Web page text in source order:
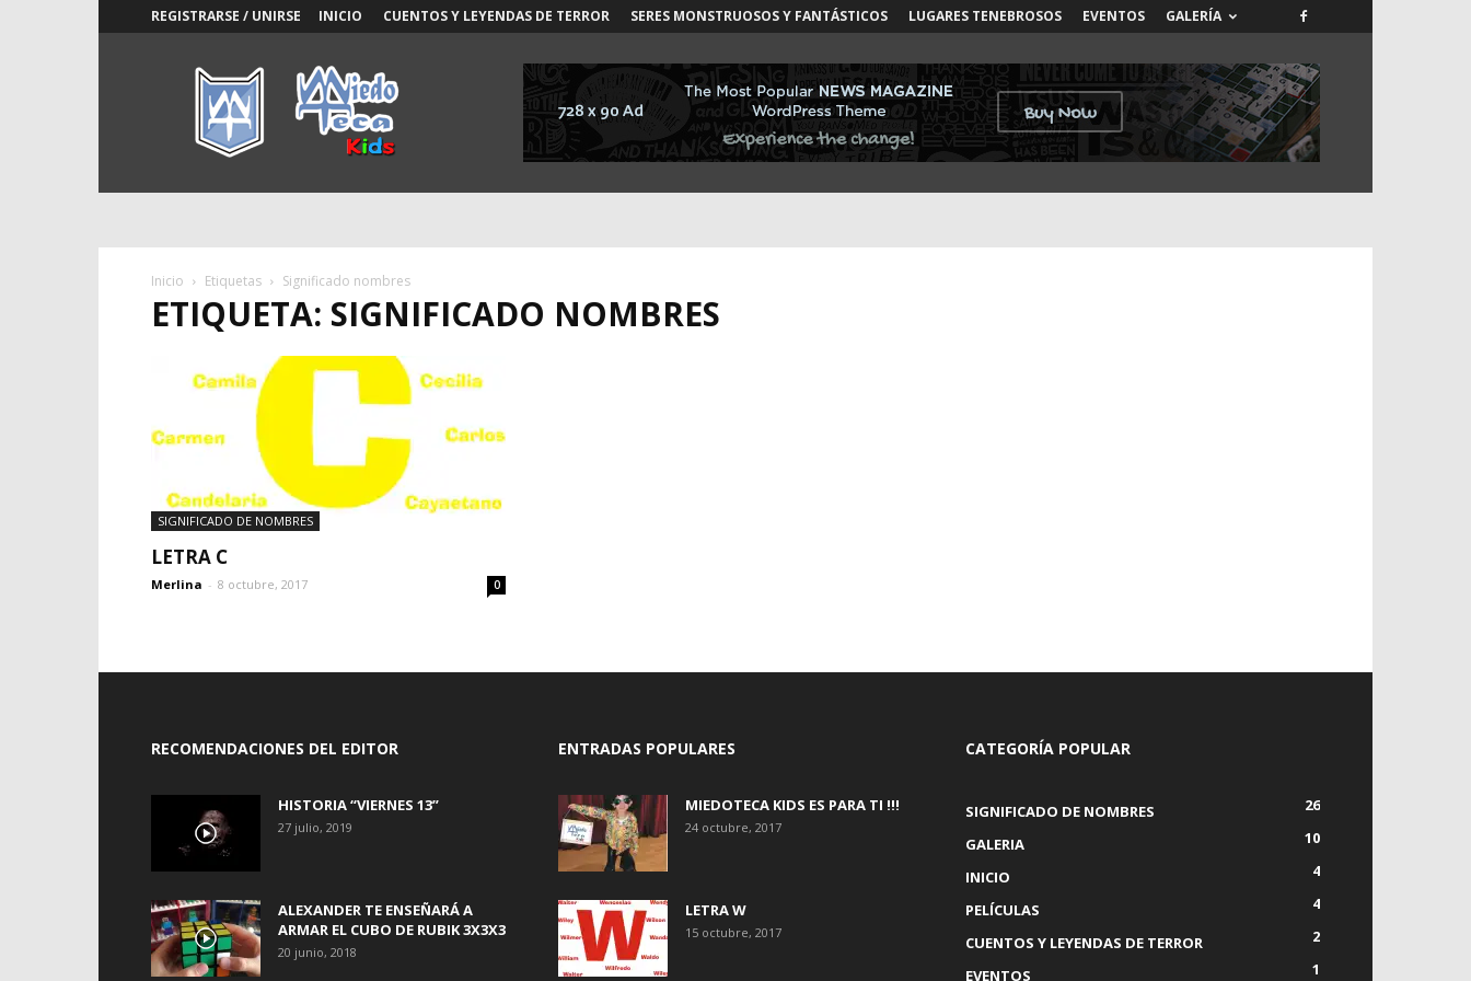
REGISTRARSE / UNIRSE INICIO CUENTOS Y LEYENDAS DE TERROR SERES MONSTRUOSOS Y FANTÁSTICOS LUGARES TENEBROSOS EVENTOS GALERÍA
Miedoteca
Inicio Etiquetas Significado nombres
ETIQUETA: SIGNIFICADO NOMBRES
SIGNIFICADO DE NOMBRES
LETRA C
Merlina - 8 octubre, 2017 0
RECOMENDACIONES DEL EDITOR
HISTORIA “VIERNES 13”
27 julio, 2019
ALEXANDER TE ENSEÑARÁ A
ARMAR EL CUBO DE RUBIK 3X3X3
20 junio, 2018
ENTRADAS POPULARES
MIEDOTECA KIDS ES PARA TI !!!
24 octubre, 2017
LETRA W
15 octubre, 2017
CATEGORÍA POPULAR
SIGNIFICADO DE NOMBRES
26
GALERIA
10
INICIO
4
PELÍCULAS
4
CUENTOS Y LEYENDAS DE TERROR
2
EVENTOS
1